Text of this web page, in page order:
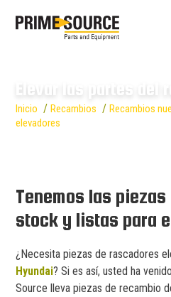
Elevar las partes del
Inicio / Recambios / Recambios
elevadores
Tenemos las
stock y listas para
¿Necesita piezas de rascadores
Hyundai? Si es así, usted ha
Source lleva piezas de recambio